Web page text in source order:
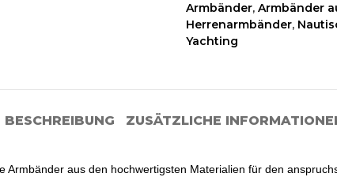
Armbänder, Armbänder
Herrenarmbänder,
Yachting
BESCHREIBUNG ZUSÄTZLICHE
aus den hochwertigsten Materialien für den